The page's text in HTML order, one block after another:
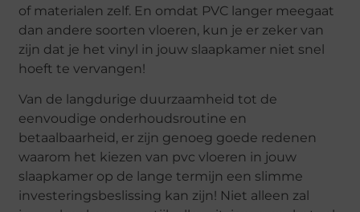
of materialen zelf. En omdat PVC langer meegaat
dan andere soorten vloeren, kun je er zeker van
zijn dat je het vinyl in jouw slaapkamer niet snel
hoeft te vervangen!
Van de langdurige duurzaamheid tot de
eenvoudige onderhoudsroutine en
betaalbaarheid, er zijn genoeg goede redenen
waarom het kiezen van pvc vloeren in jouw
slaapkamer op de lange termijn een slimme
investeringsbeslissing kan zijn! Niet alleen zal